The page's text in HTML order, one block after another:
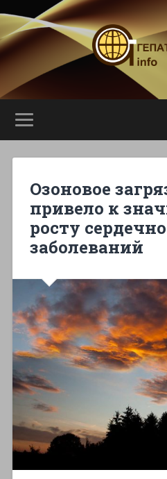
Озоновое
привело к
росту
заболеваний